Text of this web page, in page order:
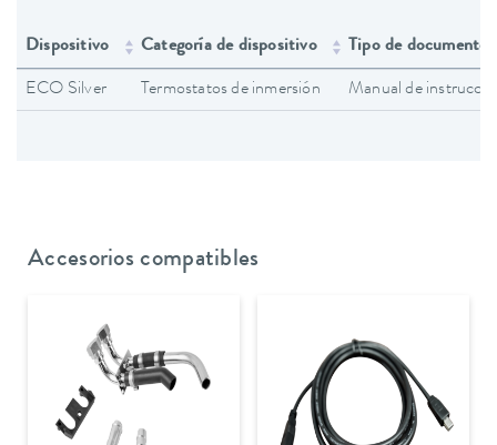
Dispositivo Categoría de dispositivo Tipo de documento
ECO Silver Termostatos de inmersión Manual de
Accesorios compatibles